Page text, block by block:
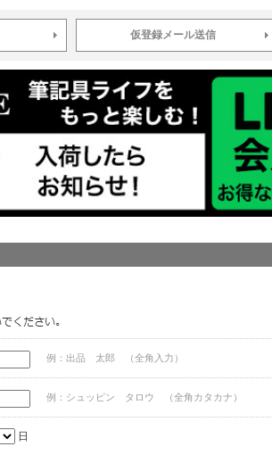
仮登録メール送信
例：出品 太郎 （全角入力）
例：シュッピン タロウ （全角カタカナ）
日